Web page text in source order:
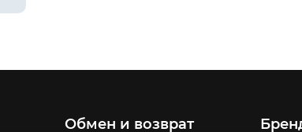
Обмен и возврат